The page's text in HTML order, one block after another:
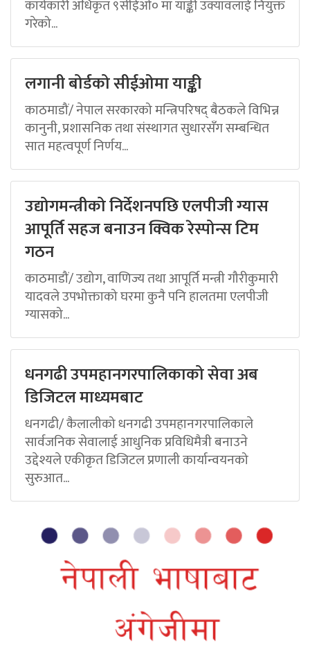
कार्यकारी अधिकृत ९सीईओ० मा याङ्की उक्यावलाई नियुक्त
गरेको...
लगानी बोर्डको सीईओमा याङ्की
काठमाडौं/ नेपाल सरकारको मन्त्रिपरिषद् बैठकले विभिन्न
कानुनी, प्रशासनिक तथा संस्थागत सुधारसँग सम्बन्धित
सात महत्वपूर्ण निर्णय...
उद्योगमन्त्रीको निर्देशनपछि एलपीजी ग्यास
आपूर्ति सहज बनाउन क्विक रेस्पोन्स टिम
गठन
काठमाडौं/ उद्योग, वाणिज्य तथा आपूर्ति मन्त्री गौरीकुमारी
यादवले उपभोक्ताको घरमा कुनै पनि हालतमा एलपीजी
ग्यासको...
धनगढी उपमहानगरपालिकाको सेवा अब
डिजिटल माध्यमबाट
धनगढी/ कैलालीको धनगढी उपमहानगरपालिकाले
सार्वजनिक सेवालाई आधुनिक प्रविधिमैत्री बनाउने
उद्देश्यले एकीकृत डिजिटल प्रणाली कार्यान्वयनको
सुरुआत...